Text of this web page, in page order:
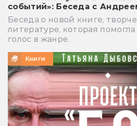
событий»: Беседа с
Беседа о новой книге,
литературе, которая
голос в жанре.
Книги